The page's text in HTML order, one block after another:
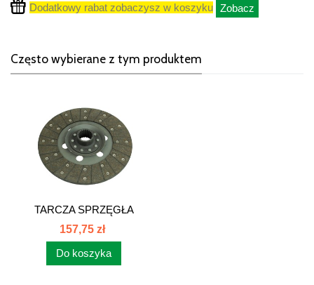
Dodatkowy rabat zobaczysz w koszyku Zobacz
Często wybierane z tym produktem
TARCZA SPRZĘGŁA
CLAAS...
157,75 zł
Do koszyka